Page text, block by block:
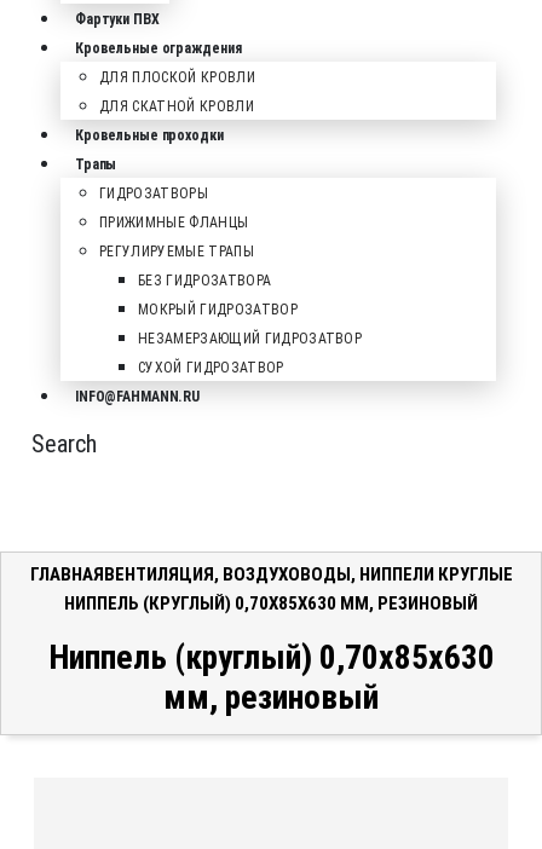
Фартуки ПВХ
Кровельные ограждения
ДЛЯ ПЛОСКОЙ КРОВЛИ
ДЛЯ СКАТНОЙ КРОВЛИ
Кровельные проходки
Трапы
ГИДРОЗАТВОРЫ
ПРИЖИМНЫЕ ФЛАНЦЫ
РЕГУЛИРУЕМЫЕ ТРАПЫ
БЕЗ ГИДРОЗАТВОРА
МОКРЫЙ ГИДРОЗАТВОР
НЕЗАМЕРЗАЮЩИЙ ГИДРОЗАТВОР
СУХОЙ ГИДРОЗАТВОР
INFO@FAHMANN.RU
Search
ГЛАВНАЯВЕНТИЛЯЦИЯ, ВОЗДУХОВОДЫ, НИППЕЛИ КРУГЛЫЕ
НИППЕЛЬ (КРУГЛЫЙ) 0,70X85X630 ММ, РЕЗИНОВЫЙ
Ниппель (круглый) 0,70x85x630
мм, резиновый